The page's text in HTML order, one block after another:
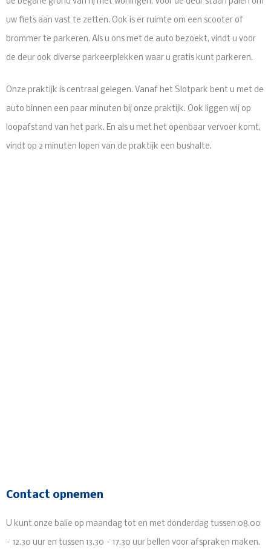
uw fiets aan vast te zetten. Ook is er ruimte om een scooter of
brommer te parkeren. Als u ons met de auto bezoekt, vindt u voor
de deur ook diverse parkeerplekken waar u gratis kunt parkeren.
Onze praktijk is centraal gelegen. Vanaf het Slotpark bent u met de
auto binnen een paar minuten bij onze praktijk. Ook liggen wij op
loopafstand van het park. En als u met het openbaar vervoer komt,
vindt op 2 minuten lopen van de praktijk een bushalte.
Contact opnemen
U kunt onze balie op maandag tot en met donderdag tussen 08.00
– 12.30 uur en tussen 13.30 – 17.30 uur bellen voor afspraken maken.